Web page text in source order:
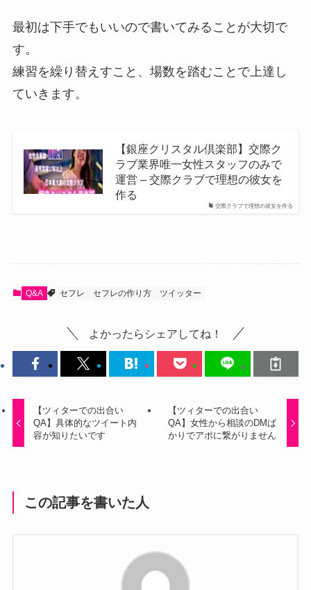
最初は下手でもいいので書いてみることが大切で
す。
練習を繰り替えすこと、場数を踏むことで上達し
ていきます。
交際クラブで理想の彼女を作る
【銀座クリスタル倶楽部】交際ク
ラブ業界唯一女性スタッフのみで
運営 – 交際クラブで理想の彼女を
作る
Q&A セフレ セフレの作り方 ツイッター
よかったらシェアしてね！
【ツィターでの出合い
QA】具体的なツイート内
容が知りたいです
【ツィターでの出合い
QA】女性から相談のDMば
かりでアポに繋がりません
この記事を書いた人